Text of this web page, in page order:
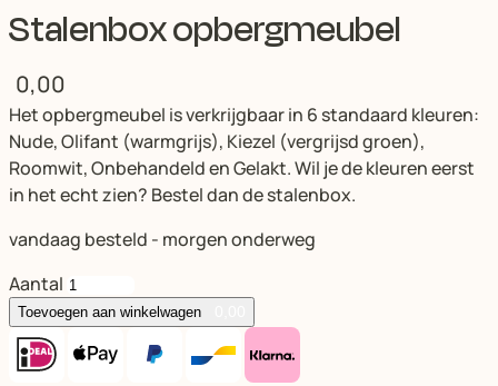
Stalenbox opbergmeubel
0,00
Het opbergmeubel is verkrijgbaar in 6 standaard kleuren:
Nude, Olifant (warmgrijs), Kiezel (vergrijsd groen),
Roomwit, Onbehandeld en Gelakt. Wil je de kleuren eerst
in het echt zien? Bestel dan de stalenbox.
vandaag besteld - morgen onderweg
Aantal
Toevoegen aan winkelwagen